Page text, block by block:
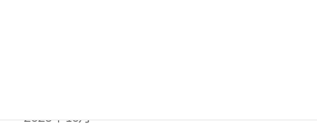
2023年10月